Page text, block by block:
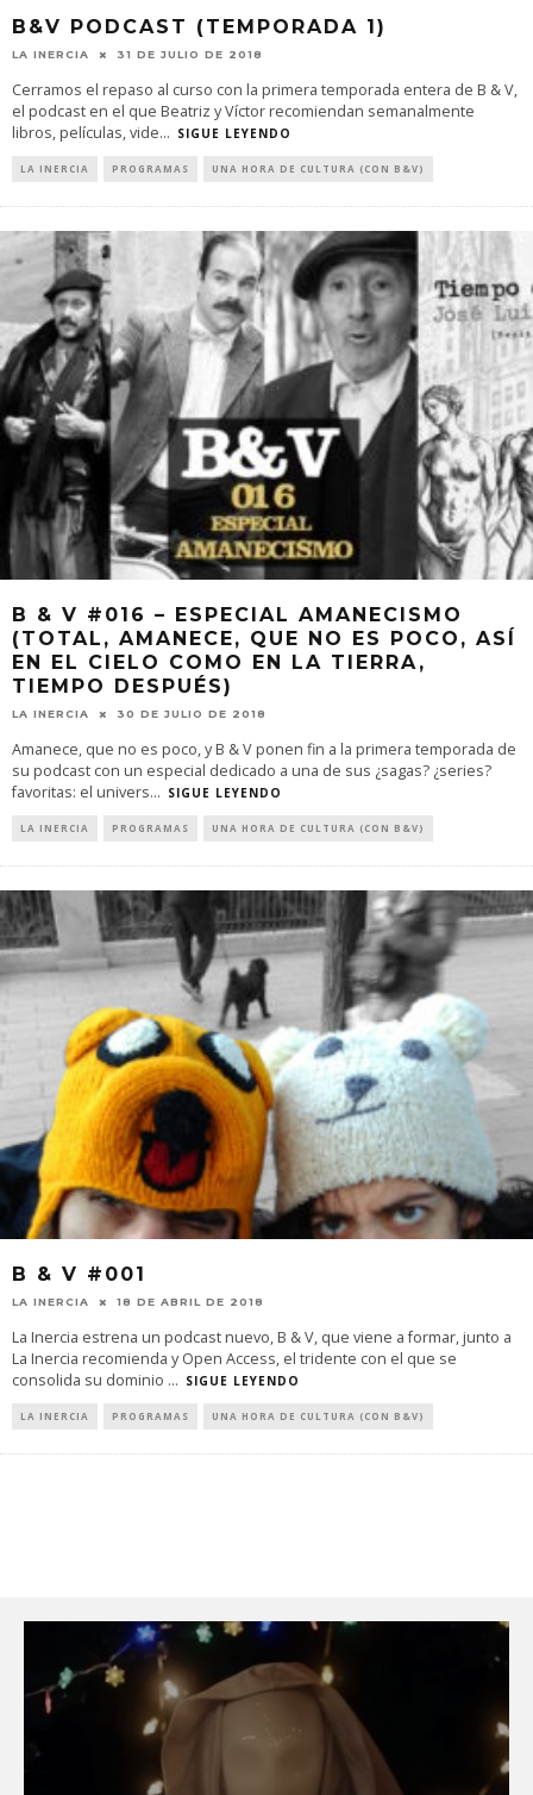
B&V PODCAST (TEMPORADA 1)
LA INERCIA 31 DE JULIO DE 2018
Cerramos el repaso al curso con la primera temporada entera de B & V,
el podcast en el que Beatriz y Víctor recomiendan semanalmente
libros, películas, vide... SIGUE LEYENDO
LA INERCIA PROGRAMAS UNA HORA DE CULTURA (CON B&V)
B & V #016 – ESPECIAL AMANECISMO
(TOTAL, AMANECE, QUE NO ES POCO, ASÍ
EN EL CIELO COMO EN LA TIERRA,
TIEMPO DESPUÉS)
LA INERCIA 30 DE JULIO DE 2018
Amanece, que no es poco, y B & V ponen fin a la primera temporada de
su podcast con un especial dedicado a una de sus ¿sagas? ¿series?
favoritas: el univers... SIGUE LEYENDO
LA INERCIA PROGRAMAS UNA HORA DE CULTURA (CON B&V)
B & V #001
LA INERCIA 18 DE ABRIL DE 2018
La Inercia estrena un podcast nuevo, B & V, que viene a formar, junto a
La Inercia recomienda y Open Access, el tridente con el que se
consolida su dominio ... SIGUE LEYENDO
LA INERCIA PROGRAMAS UNA HORA DE CULTURA (CON B&V)